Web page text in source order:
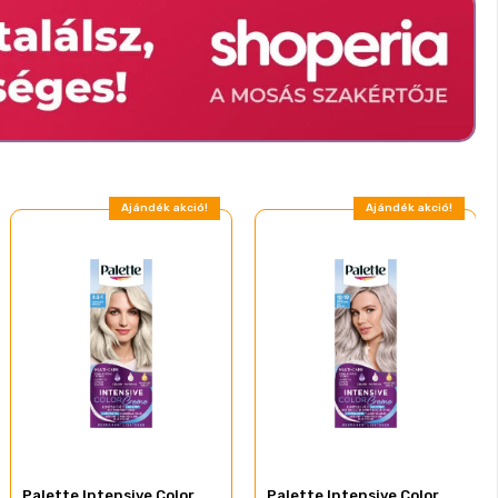
Ajándék akció! Ajándék akció!